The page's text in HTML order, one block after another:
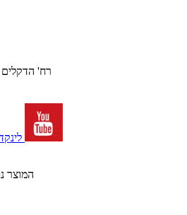
רח' הדקלים 12 א.ת. לב הארץ, ראש העין
המוצר